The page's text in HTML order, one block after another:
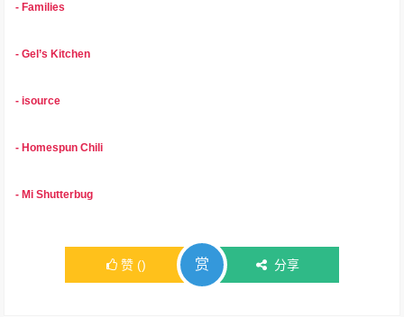
- Families
- Gel’s Kitchen
- isource
- Homespun Chili
- Mi Shutterbug
赞 () 赏 分享